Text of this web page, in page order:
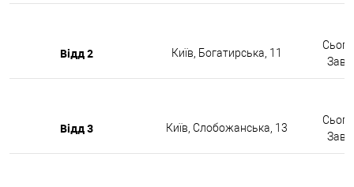
Відд 2 Київ, Богатирська, 11
Відд 3 Київ, Слобожанська, 13